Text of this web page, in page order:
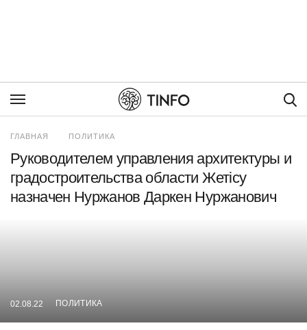
ГЛАВНАЯ ПОЛИТИКА
Руководителем управления архитектуры и
градостроительства области Жетісу
назначен Нуржанов Даркен Нуржанович
02.08.22 ПОЛИТИКА